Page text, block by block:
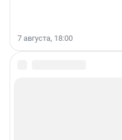
7 августа, 18:00